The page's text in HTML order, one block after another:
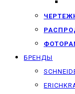
БРЕНДЫ